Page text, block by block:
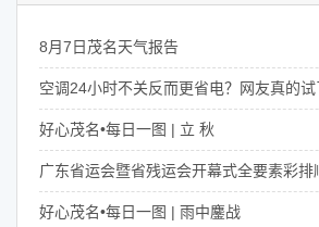
8月7日茂名天气报告
空调24小时不关反而更省电？网友真的
好心茂名•每日一图 | 立 秋
广东省运会暨省残运会开幕式全要素彩排
好心茂名•每日一图 | 雨中鏖战